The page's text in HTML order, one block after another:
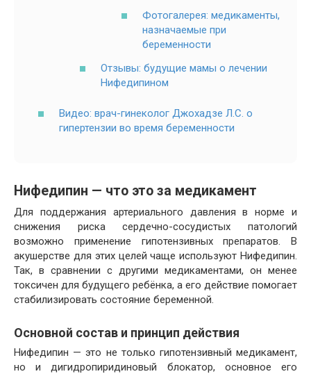
Фотогалерея: медикаменты,
назначаемые при
беременности
Отзывы: будущие мамы о лечении
Нифедипином
Видео: врач-гинеколог Джохадзе Л.С. о
гипертензии во время беременности
Нифедипин — что это за медикамент
Для поддержания артериального давления в норме и
снижения риска сердечно-сосудистых патологий
возможно применение гипотензивных препаратов. В
акушерстве для этих целей чаще используют Нифедипин.
Так, в сравнении с другими медикаментами, он менее
токсичен для будущего ребёнка, а его действие помогает
стабилизировать состояние беременной.
Основной состав и принцип действия
Нифедипин — это не только гипотензивный медикамент,
но и дигидропиридиновый блокатор, основное его